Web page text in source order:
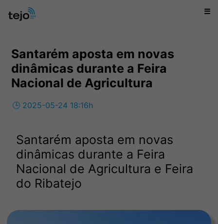
☰
Santarém aposta em novas
dinâmicas durante a Feira
Nacional de Agricultura
🕒 2025-05-24 18:16h
Santarém aposta em novas
dinâmicas durante a Feira
Nacional de Agricultura e Feira
do Ribatejo